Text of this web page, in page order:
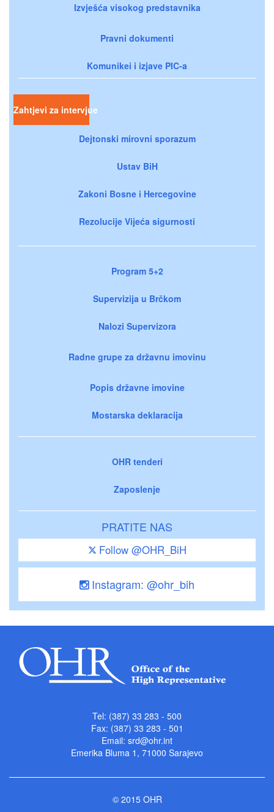
Izvješća visokog predstavnika
Pravni dokumenti
Komunikei i izjave PIC-a
Zahtjevi za intervjue
Dejtonski mirovni sporazum
Ustav BiH
Zakoni Bosne i Hercegovine
Rezolucije Vijeća sigurnosti
Program 5+2
Supervizija u Brčkom
Nalozi Supervizora
Radne grupe za državnu imovinu
Popis državne imovine
Mostarska deklaracija
OHR tenderi
Zaposlenje
PRATITE NAS
Follow @OHR_BiH
Instagram: @ohr_bih
Tel: (387) 33 283 - 500
Fax: (387) 33 283 - 501
Email: srd@ohr.int
Emerika Bluma 1, 71000 Sarajevo
© 2015 OHR